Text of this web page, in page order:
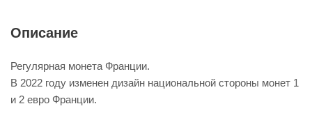
Описание
Регулярная монета Франции.
В 2022 году изменен дизайн национальной стороны монет 1
и 2 евро Франции.